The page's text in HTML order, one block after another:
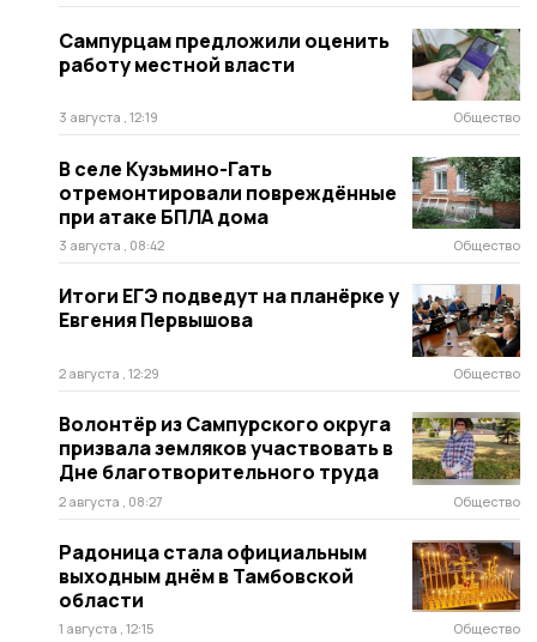
Сампурцам предложили оценить
работу местной власти
3 августа , 12:19 Общество
В селе Кузьмино-Гать
отремонтировали повреждённые
при атаке БПЛА дома
3 августа , 08:42 Общество
Итоги ЕГЭ подведут на планёрке у
Евгения Первышова
2 августа , 12:29 Общество
Волонтёр из Сампурского округа
призвала земляков участвовать в
Дне благотворительного труда
2 августа , 08:27 Общество
Радоница стала официальным
выходным днём в Тамбовской
области
1 августа , 12:15 Общество